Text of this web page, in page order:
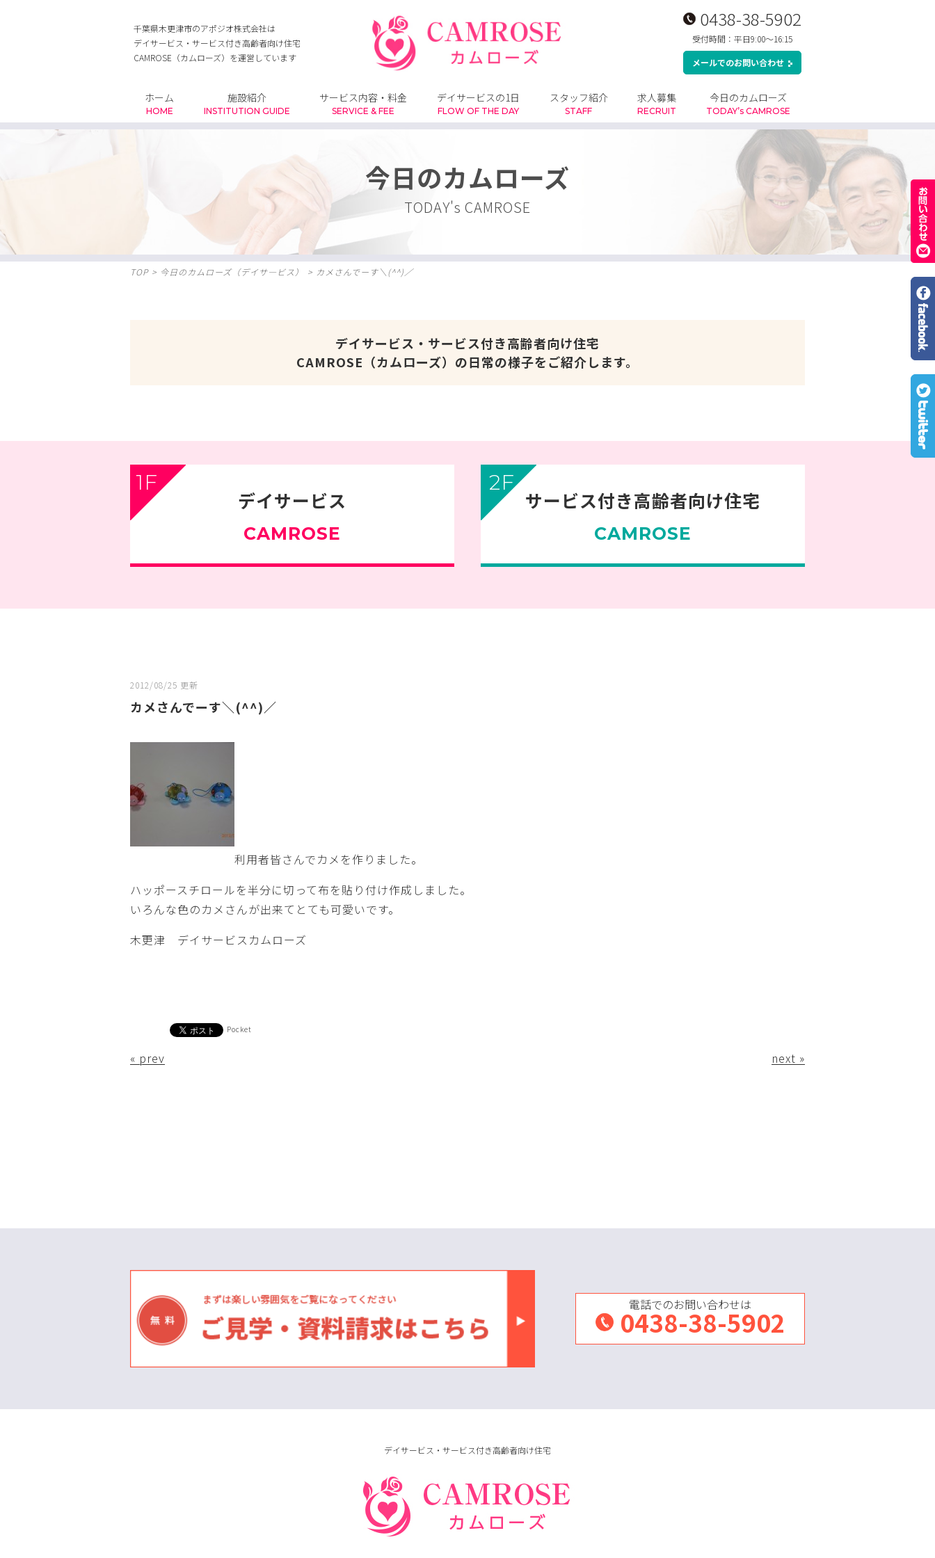
千葉県木更津市のアポジオ株式会社は
デイサービス・サービス付き高齢者向け住宅
CAMROSE（カムローズ）を運営しています
0438-38-5902
受付時間：平日9:00～16:15
メールでのお問い合わせ
ホーム
HOME
施設紹介
INSTITUTION GUIDE
サービス内容・料金
SERVICE & FEE
デイサービスの1日
FLOW OF THE DAY
スタッフ紹介
STAFF
求人募集
RECRUIT
今日のカムローズ
TODAY’s CAMROSE
今日のカムローズ
TODAY's CAMROSE
TOP > 今日のカムローズ（デイサ―ビス） > カメさんでーす＼(^^)／
デイサービス・サービス付き高齢者向け住宅
CAMROSE（カムローズ）の日常の様子をご紹介します。
1F
デイサービス
CAMROSE
2F
サービス付き高齢者向け住宅
CAMROSE
2012/08/25 更新
カメさんでーす＼(^^)／
利用者皆さんでカメを作りました。
ハッポースチロールを半分に切って布を貼り付け作成しました。
いろんな色のカメさんが出来てとても可愛いです。
木更津 デイサービスカムローズ
Pocket
« prev next »
電話でのお問い合わせは
0438-38-5902
デイサービス・サービス付き高齢者向け住宅